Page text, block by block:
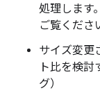
処理します。
ご覧くださ
サイズ変更
ト比を検
グ）